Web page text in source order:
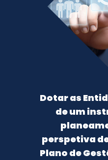
Dotar as
de um
perspetiva
Plano de